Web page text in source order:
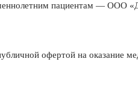
пациентам — ООО
офертой на оказание